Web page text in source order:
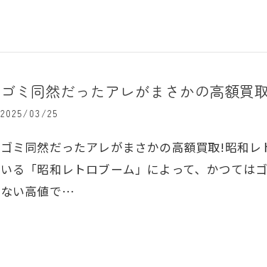
ゴミ同然だったアレがまさかの高額買
2025/03/25
ゴミ同然だったアレがまさかの高額買取!昭和
いる「昭和レトロブーム」によって、かつては
ない高値で…